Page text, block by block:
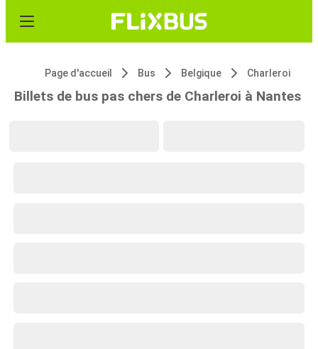
Page d'accueil Bus Belgique Charleroi
Billets de bus pas chers de Charleroi à Nantes